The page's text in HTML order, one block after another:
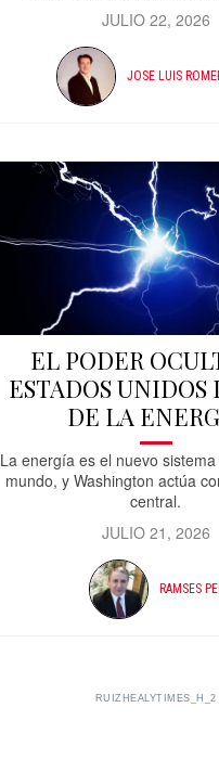
JULIO 22, 2026
JOSE LUIS
EL PODER
ESTADOS UNIDOS
DE LA
La energía es el nuevo
mundo, y Washington actúa
central.
JULIO 21, 2026
RAMSES
RUIZHEALYTIMES_H_2